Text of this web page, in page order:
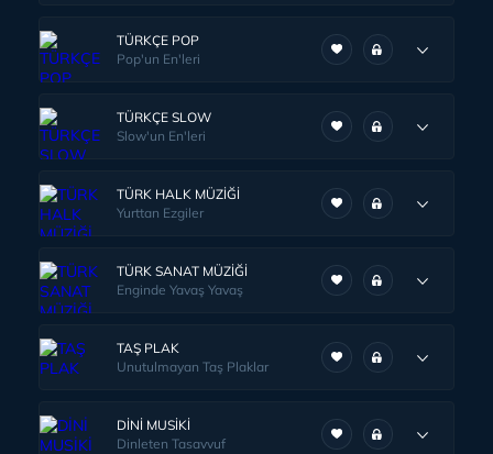
TÜRKÇE POP
Pop'un En'leri
TÜRKÇE SLOW
Slow'un En'leri
TÜRK HALK MÜZİĞİ
Yurttan Ezgiler
TÜRK SANAT MÜZİĞİ
Enginde Yavaş Yavaş
TAŞ PLAK
Unutulmayan Taş Plaklar
DİNİ MUSİKİ
Dinleten Tasavvuf